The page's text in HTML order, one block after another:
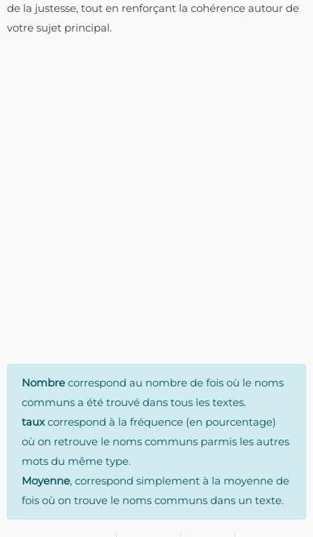
de la justesse, tout en renforçant la cohérence autour de
votre sujet principal.
Nombre correspond au nombre de fois où le noms
communs a été trouvé dans tous les textes.
tauxcorrespond à la fréquence (en pourcentage)
où on retrouve le noms communs parmis les autres
mots du même type.
Moyenne, correspond simplement à la moyenne de
fois où on trouve le noms communs dans un texte.